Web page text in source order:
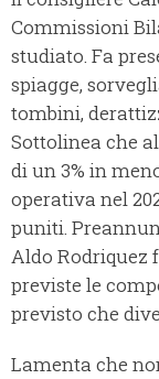
Commissioni
studiato. Fa
spiagge,
tombini,
Sottolinea che
di un 3% in
operativa nel
puniti.
Aldo Rodriquez
previste le
previsto che
Lamenta che